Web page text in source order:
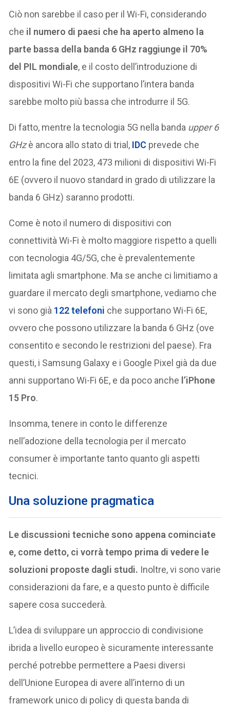
Ciò non sarebbe il caso per il Wi-Fi, considerando
che il numero di paesi che ha aperto almeno la
parte bassa della banda 6 GHz raggiunge il 70%
del PIL mondiale, e il costo dell’introduzione di
dispositivi Wi-Fi che supportano l’intera banda
sarebbe molto più bassa che introdurre il 5G.
Di fatto, mentre la tecnologia 5G nella banda upper 6
GHzè ancora allo stato di trial, IDC prevede che
entro la fine del 2023, 473 milioni di dispositivi Wi-Fi
6E (ovvero il nuovo standard in grado di utilizzare la
banda 6 GHz) saranno prodotti.
Come è noto il numero di dispositivi con
connettività Wi-Fi è molto maggiore rispetto a quelli
con tecnologia 4G/5G, che è prevalentemente
limitata agli smartphone. Ma se anche ci limitiamo a
guardare il mercato degli smartphone, vediamo che
vi sono già 122 telefoni che supportano Wi-Fi 6E,
ovvero che possono utilizzare la banda 6 GHz (ove
consentito e secondo le restrizioni del paese). Fra
questi, i Samsung Galaxy e i Google Pixel già da due
anni supportano Wi-Fi 6E, e da poco anche l’iPhone
15 Pro.
Insomma, tenere in conto le differenze
nell’adozione della tecnologia per il mercato
consumer è importante tanto quanto gli aspetti
tecnici.
Una soluzione pragmatica
Le discussioni tecniche sono appena cominciate
e, come detto, ci vorrà tempo prima di vedere le
soluzioni proposte dagli studi. Inoltre, vi sono varie
considerazioni da fare, e a questo punto è difficile
sapere cosa succederà.
L’idea di sviluppare un approccio di condivisione
ibrida a livello europeo è sicuramente interessante
perché potrebbe permettere a Paesi diversi
dell’Unione Europea di avere all’interno di un
framework unico di policy di questa banda di